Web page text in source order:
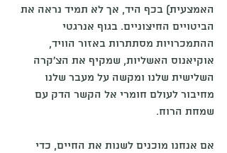
האמצעית) בכף היד, אך לא תמיד נראה את
הביטויים החיצוניים. בגוף אנרגטי
ההתמכרויות מסתתרות באזור הוויד,
אוקיאנוס האשליות, שמקיף את הצ'קרה
השלישית שלנו ומקשה על מעבר שלנו
מחיבור לעולם חומרי אל הקשר הדק עם
שמחת הרוח.
אם אנחנו מוכנים לשנות את החיים, כדי